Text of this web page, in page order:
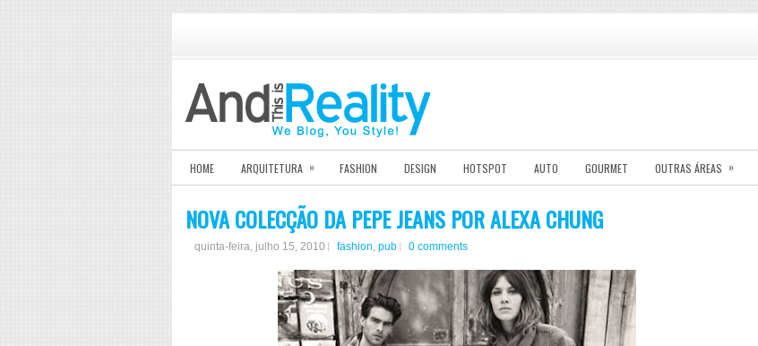
HOME ARQUITETURA » FASHION DESIGN HOTSPOT AUTO GOURMET OUTRAS ÁREAS »
NOVA COLECÇÃO DA PEPE JEANS POR ALEXA CHUNG
quinta-feira, julho 15, 2010 fashion, pub 0 comments